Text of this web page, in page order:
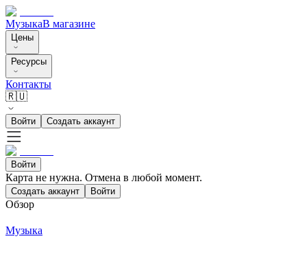
МузыкаВ магазине
Цены
Ресурсы
Контакты
🇷🇺
Войти Создать аккаунт
Войти
Карта не нужна. Отмена в любой момент.
Создать аккаунт Войти
Обзор
Музыка